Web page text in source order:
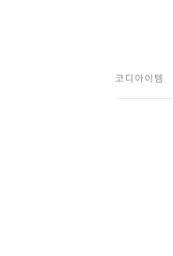
코디아이템